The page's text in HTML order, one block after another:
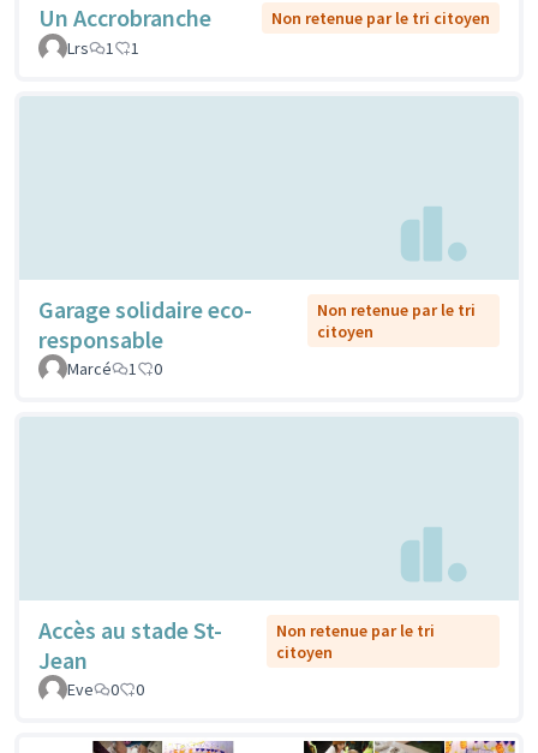
Un Accrobranche
Non retenue par le tri citoyen
Lrs
1 1
Garage solidaire eco-
responsable
Non retenue par le tri
citoyen
Marcé
1 0
Accès au stade St-
Jean
Non retenue par le tri
citoyen
Eve
0 0